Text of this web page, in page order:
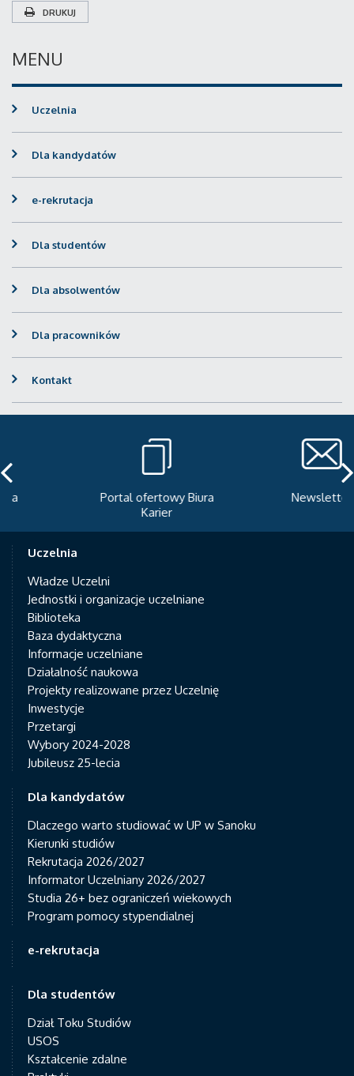
DRUKUJ
MENU
Uczelnia
Dla kandydatów
e-rekrutacja
Dla studentów
Dla absolwentów
Dla pracowników
Kontakt
Portal ofertowy Biura
Uczelnia
Władze Uczelni
Jednostki i organizacje uczelniane
Biblioteka
Baza dydaktyczna
Informacje uczelniane
Działalność naukowa
Projekty realizowane przez Uczelnię
Inwestycje
Przetargi
Wybory 2024-2028
Jubileusz 25-lecia
Dla kandydatów
Dlaczego warto studiować w UP w Sanoku
Kierunki studiów
Rekrutacja 2026/2027
Informator Uczelniany 2026/2027
Studia 26+ bez ograniczeń wiekowych
Program pomocy stypendialnej
e-rekrutacja
Dla studentów
Dział Toku Studiów
USOS
Kształcenie zdalne